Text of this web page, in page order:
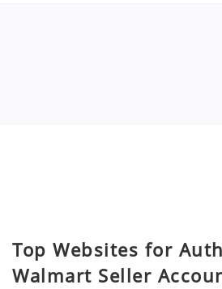
Top Websites for
Walmart Seller